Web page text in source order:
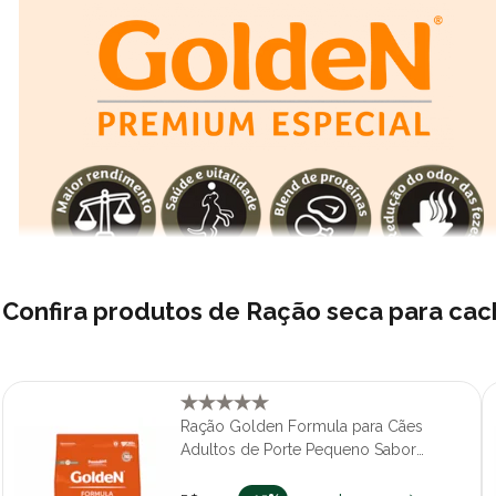
A GoldeN Premium Especial se destaca pela sua
variedade de opções desenvolvidas para atender às
Confira produtos de Ração seca para
Ração Golden Formula para Cães
Adultos de Porte Pequeno Sabor